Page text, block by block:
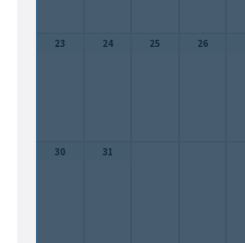
23 24 25 26
30 31